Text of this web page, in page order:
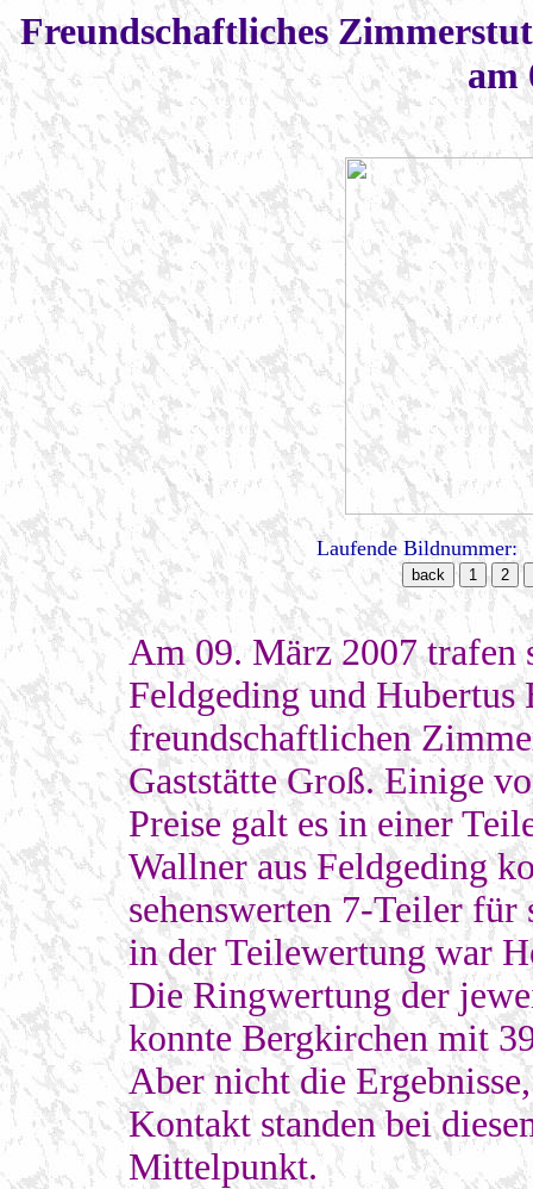
Freundschaftliches
am
Laufende Bildnummer:
Am 09. März 2007 trafen
Feldgeding und Hubertus
freundschaftlichen
Gaststätte Groß. Einige
Preise galt es in einer
Wallner aus Feldgeding
sehenswerten 7-Teiler
in der Teilewertung war
Die Ringwertung der
konnte Bergkirchen mit
Aber nicht die
Kontakt standen bei
Mittelpunkt.